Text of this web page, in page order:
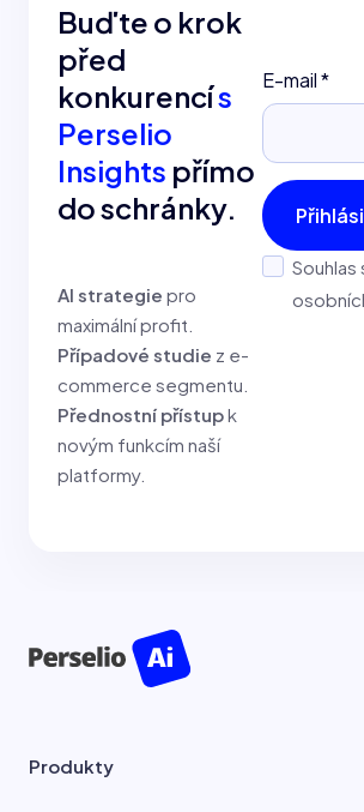
Buďte o krok
před
konkurencís
Perselio
Insights přímo
do schránky.
AI strategie pro
maximální profit.
Případové studie z e-
commerce segmentu.
Přednostní přístupk
novým funkcím naší
platformy.
E-mail*
Souhlas
Produkty